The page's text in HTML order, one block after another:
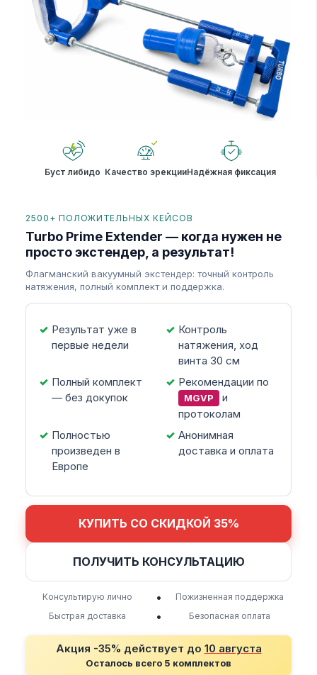
Буст либидо Качество эрекцииНадёжная фиксация
2500+ ПОЛОЖИТЕЛЬНЫХ КЕЙСОВ
Turbo Prime Extender — когда нужен не
просто экстендер, а результат!
Флагманский вакуумный экстендер: точный контроль
натяжения, полный комплект и поддержка.
Результат уже в
первые недели
Контроль
натяжения, ход
винта 30 см
Полный комплект
— без докупок
Рекомендации по
MGVP
и
протоколам
Полностью
произведен в
Европе
Анонимная
доставка и оплата
КУПИТЬ СО СКИДКОЙ 35%
ПОЛУЧИТЬ КОНСУЛЬТАЦИЮ
Консультирую лично •
Пожизненная поддержка
Быстрая доставка
• Безопасная оплата
Акция -35% действует до 10 августа
Осталось всего 5 комплектов